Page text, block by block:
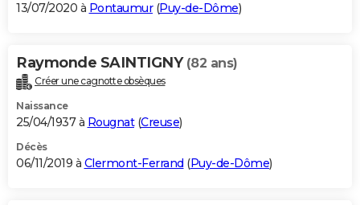
13/07/2020 à Pontaumur(Puy-de-Dôme)
Raymonde SAINTIGNY (82 ans)
Créer une cagnotte obsèques
Naissance
25/04/1937 à Rougnat(Creuse)
Décès
06/11/2019 à Clermont-Ferrand (Puy-de-Dôme)